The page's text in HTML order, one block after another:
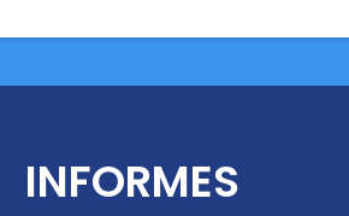
INFORMES